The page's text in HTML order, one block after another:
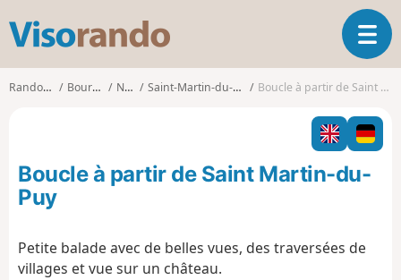
s
o
o
O
u
i
r
l
a
Randonnées Bourgogne Nièvre Saint-Martin-du-Puy (Nièvre) Boucle à partir de Saint Martin-du-Puy
Boucle à partir de Saint Martin-du-
Puy
Petite balade avec de belles vues, des traversées de
villages et vue sur un château.